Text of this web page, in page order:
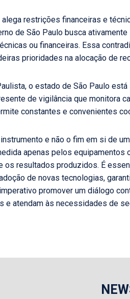
restrições financeiras e
de São Paulo busca
ou financeiras. Essa
prioridades na alocação de
o estado de São Paulo
de vigilância que monitora
constantes e convenientes
e não o fim em si de
apenas pelos
os resultados produzidos. É
de novas tecnologias,
promover um diálogo
atendam às necessidades de